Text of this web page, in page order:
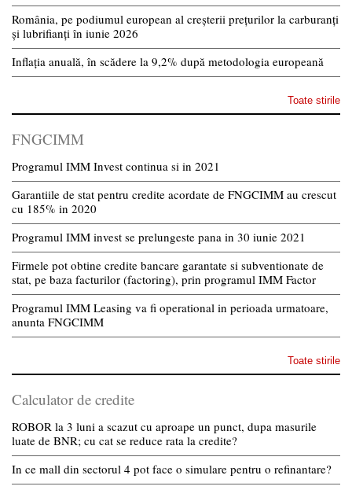
România, pe podiumul european al creșterii prețurilor la carburanți
și lubrifianți în iunie 2026
Inflația anuală, în scădere la 9,2% după metodologia europeană
Toate stirile
FNGCIMM
Programul IMM Invest continua si in 2021
Garantiile de stat pentru credite acordate de FNGCIMM au crescut
cu 185% in 2020
Programul IMM invest se prelungeste pana in 30 iunie 2021
Firmele pot obtine credite bancare garantate si subventionate de
stat, pe baza facturilor (factoring), prin programul IMM Factor
Programul IMM Leasing va fi operational in perioada urmatoare,
anunta FNGCIMM
Toate stirile
Calculator de credite
ROBOR la 3 luni a scazut cu aproape un punct, dupa masurile
luate de BNR; cu cat se reduce rata la credite?
In ce mall din sectorul 4 pot face o simulare pentru o refinantare?